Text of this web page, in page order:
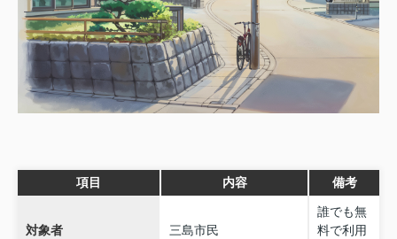
項目 内容 備考
対象者 三島市民
誰でも無
料で利用